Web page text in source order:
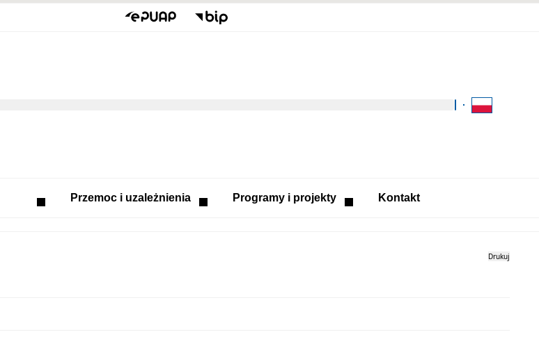
Kliknij aby wyszukać za
Przemoc i uzależnienia Programy i projekty Kontakt
Drukuj